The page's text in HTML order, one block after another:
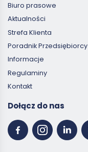
Biuro prasowe
Aktualności
Strefa Klienta
Poradnik Przedsiębiorcy
Informacje
Regulaminy
Kontakt
Dołącz do nas